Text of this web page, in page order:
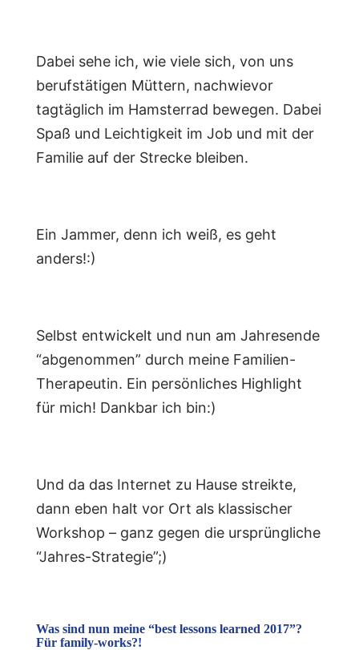
Dabei sehe ich, wie viele sich, von uns
berufstätigen Müttern, nachwievor
tagtäglich im Hamsterrad bewegen. Dabei
Spaß und Leichtigkeit im Job und mit der
Familie auf der Strecke bleiben.
Ein Jammer, denn ich weiß, es geht
anders!:)
Selbst entwickelt und nun am Jahresende
“abgenommen” durch meine Familien-
Therapeutin. Ein persönliches Highlight
für mich! Dankbar ich bin:)
Und da das Internet zu Hause streikte,
dann eben halt vor Ort als klassischer
Workshop – ganz gegen die ursprüngliche
“Jahres-Strategie”;)
Was sind nun meine “best lessons learned 2017”?
Für family-works?!